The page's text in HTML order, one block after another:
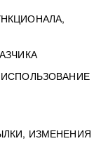
ИСПОЛЬЗОВАНИЕ
ИЗМЕНЕНИЯ